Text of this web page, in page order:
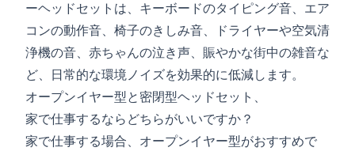
ーヘッドセットは、キーボードのタイピング音、エア
コンの動作音、椅子のきしみ音、ドライヤーや空気清
浄機の音、赤ちゃんの泣き声、賑やかな街中の雑音な
ど、日常的な環境ノイズを効果的に低減します。
オープンイヤー型と密閉型ヘッドセット 、
家で仕事するならどちらがいいですか？
家で仕事する場合、オープンイヤー型がおすすめで